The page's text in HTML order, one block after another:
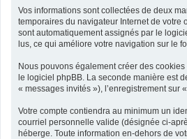
Vos informations sont collectées de deux
temporaires du navigateur Internet de votre
sont automatiquement assignés par le
lus, ce qui améliore votre navigation sur le
Nous pouvons également créer des
le logiciel phpBB. La seconde manière est
« messages invités »), l’enregistrement sur
Votre compte contiendra au minimum un
courriel personnelle valide (désignée ci-
héberge. Toute information en-dehors de